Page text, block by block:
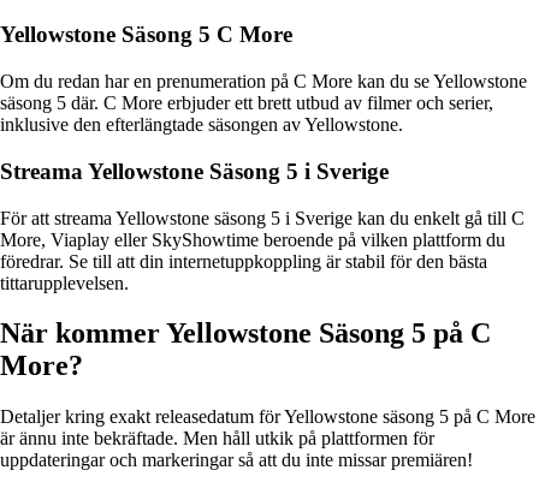
Yellowstone Säsong 5 C More
Om du redan har en prenumeration på C More kan du se Yellowstone
säsong 5 där. C More erbjuder ett brett utbud av filmer och serier,
inklusive den efterlängtade säsongen av Yellowstone.
Streama Yellowstone Säsong 5 i Sverige
För att streama Yellowstone säsong 5 i Sverige kan du enkelt gå till C
More, Viaplay eller SkyShowtime beroende på vilken plattform du
föredrar. Se till att din internetuppkoppling är stabil för den bästa
tittarupplevelsen.
När kommer Yellowstone Säsong 5 på C
More?
Detaljer kring exakt releasedatum för Yellowstone säsong 5 på C More
är ännu inte bekräftade. Men håll utkik på plattformen för
uppdateringar och markeringar så att du inte missar premiären!